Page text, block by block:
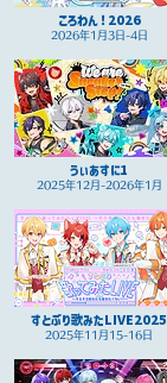
ころわん！2026
2026年1月3日-4日
うぃあすに1
2025年12月-2026年1月
すとぷり歌みたLIVE2025
2025年11月15-16日